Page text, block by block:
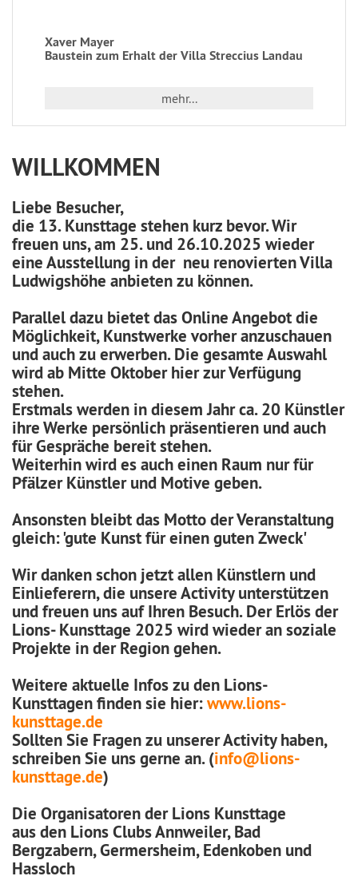
Xaver Mayer
Baustein zum Erhalt der Villa Streccius Landau
mehr...
WILLKOMMEN
Liebe Besucher,
die 13. Kunsttage stehen kurz bevor. Wir
freuen uns, am 25. und 26.10.2025 wieder
eine Ausstellung in der neu renovierten Villa
Ludwigshöhe anbieten zu können.
Parallel dazu bietet das Online Angebot die
Möglichkeit, Kunstwerke vorher anzuschauen
und auch zu erwerben. Die gesamte Auswahl
wird ab Mitte Oktober hier zur Verfügung
stehen.
Erstmals werden in diesem Jahr ca. 20 Künstler
ihre Werke persönlich präsentieren und auch
für Gespräche bereit stehen.
Weiterhin wird es auch einen Raum nur für
Pfälzer Künstler und Motive geben.
Ansonsten bleibt das Motto der Veranstaltung
gleich: 'gute Kunst für einen guten Zweck'
Wir danken schon jetzt allen Künstlern und
Einlieferern, die unsere Activity unterstützen
und freuen uns auf Ihren Besuch. Der Erlös der
Lions- Kunsttage 2025 wird wieder an soziale
Projekte in der Region gehen.
Weitere aktuelle Infos zu den Lions-
Kunsttagen finden sie hier:www.lions-
kunsttage.de
Sollten Sie Fragen zu unserer Activity haben,
schreiben Sie uns gerne an. (info@lions-
kunsttage.de)
Die Organisatoren der Lions Kunsttage
aus den Lions Clubs Annweiler, Bad
Bergzabern, Germersheim, Edenkoben und
Hassloch